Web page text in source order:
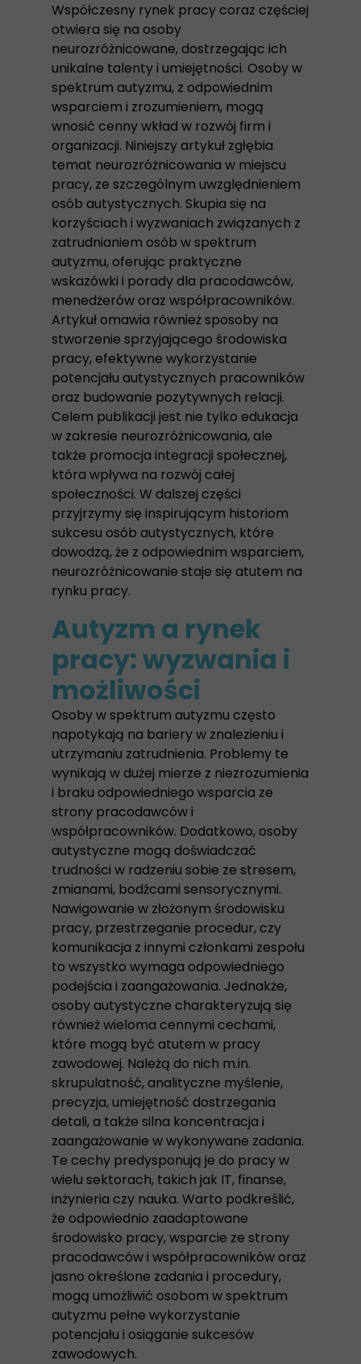
Współczesny rynek pracy coraz częściej
otwiera się na osoby
neurozróżnicowane, dostrzegając ich
unikalne talenty i umiejętności. Osoby w
spektrum autyzmu, z odpowiednim
wsparciem i zrozumieniem, mogą
wnosić cenny wkład w rozwój firm i
organizacji. Niniejszy artykuł zgłębia
temat neurozróżnicowania w miejscu
pracy, ze szczególnym uwzględnieniem
osób autystycznych. Skupia się na
korzyściach i wyzwaniach związanych z
zatrudnianiem osób w spektrum
autyzmu, oferując praktyczne
wskazówki i porady dla pracodawców,
menedżerów oraz współpracowników.
Artykuł omawia również sposoby na
stworzenie sprzyjającego środowiska
pracy, efektywne wykorzystanie
potencjału autystycznych pracowników
oraz budowanie pozytywnych relacji.
Celem publikacji jest nie tylko edukacja
w zakresie neurozróżnicowania, ale
także promocja integracji społecznej,
która wpływa na rozwój całej
społeczności. W dalszej części
przyjrzymy się inspirującym historiom
sukcesu osób autystycznych, które
dowodzą, że z odpowiednim wsparciem,
neurozróżnicowanie staje się atutem na
rynku pracy.
Autyzm a rynek
pracy: wyzwania i
możliwości
Osoby w spektrum autyzmu często
napotykają na bariery w znalezieniu i
utrzymaniu zatrudnienia. Problemy te
wynikają w dużej mierze z niezrozumienia
i braku odpowiedniego wsparcia ze
strony pracodawców i
współpracowników. Dodatkowo, osoby
autystyczne mogą doświadczać
trudności w radzeniu sobie ze stresem,
zmianami, bodźcami sensorycznymi.
Nawigowanie w złożonym środowisku
pracy, przestrzeganie procedur, czy
komunikacja z innymi członkami zespołu
to wszystko wymaga odpowiedniego
podejścia i zaangażowania. Jednakże,
osoby autystyczne charakteryzują się
również wieloma cennymi cechami,
które mogą być atutem w pracy
zawodowej. Należą do nich m.in.
skrupulatność, analityczne myślenie,
precyzja, umiejętność dostrzegania
detali, a także silna koncentracja i
zaangażowanie w wykonywane zadania.
Te cechy predysponują je do pracy w
wielu sektorach, takich jak IT, finanse,
inżynieria czy nauka. Warto podkreślić,
że odpowiednio zaadaptowane
środowisko pracy, wsparcie ze strony
pracodawców i współpracowników oraz
jasno określone zadania i procedury,
mogą umożliwić osobom w spektrum
autyzmu pełne wykorzystanie
potencjału i osiąganie sukcesów
zawodowych.